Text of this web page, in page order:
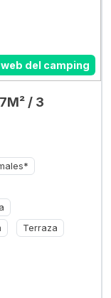
web del camping
/ 3
Terraza